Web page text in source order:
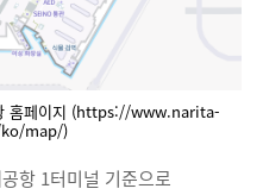
홈페이지 (https://www.narita-
map/)
항 1터미널 기준으로